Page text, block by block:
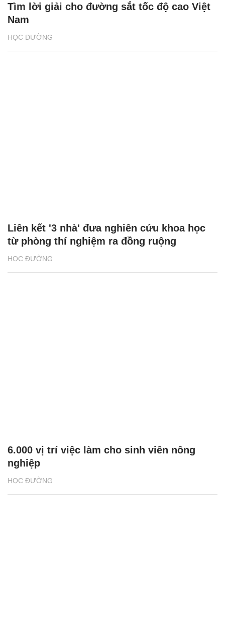
HỌC ĐƯỜNG
Tìm lời giải cho đường sắt tốc độ cao Việt
Nam
HỌC ĐƯỜNG
Liên kết '3 nhà' đưa nghiên cứu khoa học
từ phòng thí nghiệm ra đồng ruộng
HỌC ĐƯỜNG
6.000 vị trí việc làm cho sinh viên nông
nghiệp